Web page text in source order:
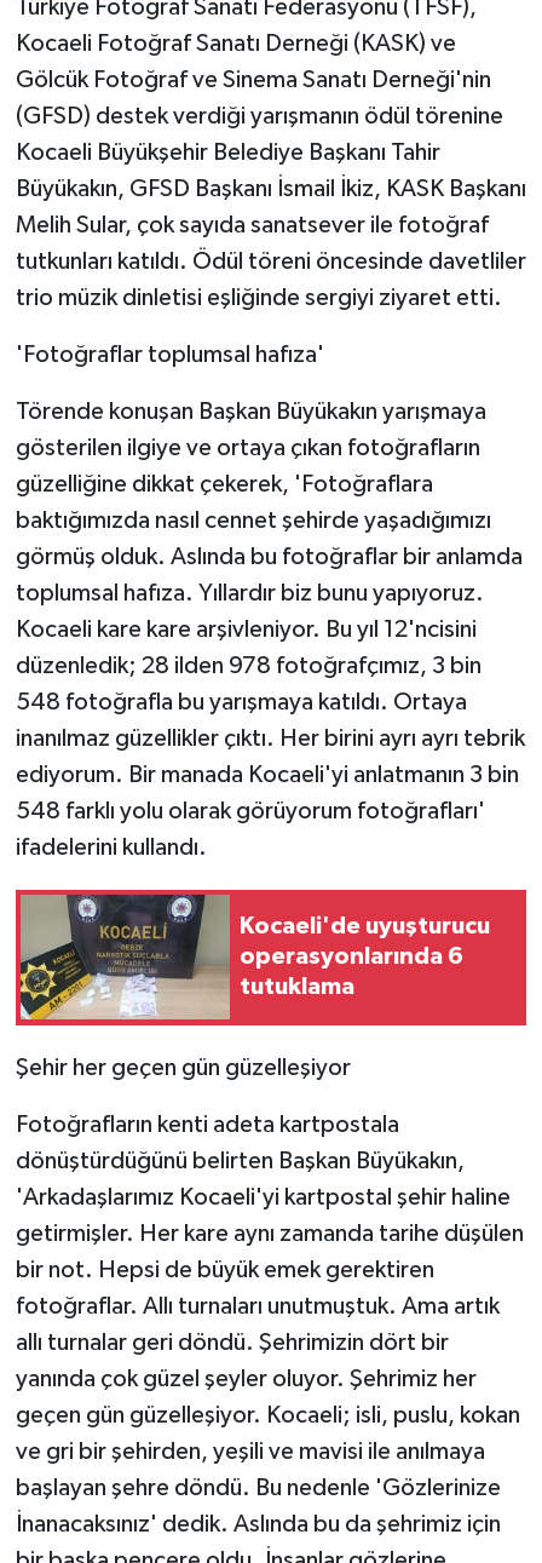
Türkiye Fotoğraf Sanatı Federasyonu (TFSF),
Kocaeli Fotoğraf Sanatı Derneği (KASK) ve
Gölcük Fotoğraf ve Sinema Sanatı Derneği'nin
(GFSD) destek verdiği yarışmanın ödül törenine
Kocaeli Büyükşehir Belediye Başkanı Tahir
Büyükakın, GFSD Başkanı İsmail İkiz, KASK Başkanı
Melih Sular, çok sayıda sanatsever ile fotoğraf
tutkunları katıldı. Ödül töreni öncesinde davetliler
trio müzik dinletisi eşliğinde sergiyi ziyaret etti.
'Fotoğraflar toplumsal hafıza'
Törende konuşan Başkan Büyükakın yarışmaya
gösterilen ilgiye ve ortaya çıkan fotoğrafların
güzelliğine dikkat çekerek, 'Fotoğraflara
baktığımızda nasıl cennet şehirde yaşadığımızı
görmüş olduk. Aslında bu fotoğraflar bir anlamda
toplumsal hafıza. Yıllardır biz bunu yapıyoruz.
Kocaeli kare kare arşivleniyor. Bu yıl 12'ncisini
düzenledik; 28 ilden 978 fotoğrafçımız, 3 bin
548 fotoğrafla bu yarışmaya katıldı. Ortaya
inanılmaz güzellikler çıktı. Her birini ayrı ayrı tebrik
ediyorum. Bir manada Kocaeli'yi anlatmanın 3 bin
548 farklı yolu olarak görüyorum fotoğrafları'
ifadelerini kullandı.
Kocaeli'de uyuşturucu
operasyonlarında 6
tutuklama
Şehir her geçen gün güzelleşiyor
Fotoğrafların kenti adeta kartpostala
dönüştürdüğünü belirten Başkan Büyükakın,
'Arkadaşlarımız Kocaeli'yi kartpostal şehir haline
getirmişler. Her kare aynı zamanda tarihe düşülen
bir not. Hepsi de büyük emek gerektiren
fotoğraflar. Allı turnaları unutmuştuk. Ama artık
allı turnalar geri döndü. Şehrimizin dört bir
yanında çok güzel şeyler oluyor. Şehrimiz her
geçen gün güzelleşiyor. Kocaeli; isli, puslu, kokan
ve gri bir şehirden, yeşili ve mavisi ile anılmaya
başlayan şehre döndü. Bu nedenle 'Gözlerinize
İnanacaksınız' dedik. Aslında bu da şehrimiz için